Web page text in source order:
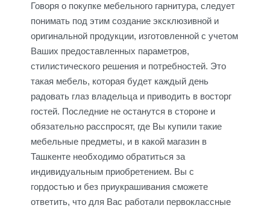
Говоря о покупке мебельного гарнитура, следует
понимать под этим создание эксклюзивной и
оригинальной продукции, изготовленной с учетом
Ваших предоставленных параметров,
стилистического решения и потребностей. Это
такая мебель, которая будет каждый день
радовать глаз владельца и приводить в восторг
гостей. Последние не останутся в стороне и
обязательно расспросят, где Вы купили такие
мебельные предметы, и в какой магазин в
Ташкенте необходимо обратиться за
индивидуальным приобретением. Вы с
гордостью и без приукрашивания сможете
ответить, что для Вас работали первоклассные